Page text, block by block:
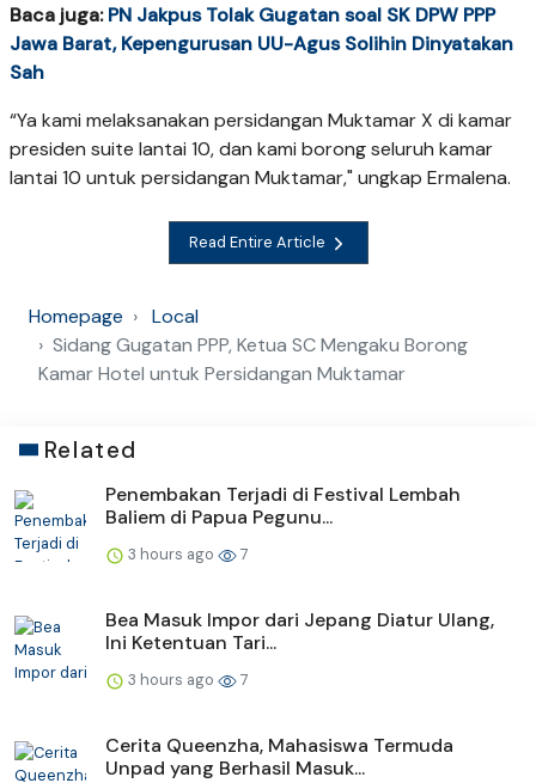
Baca juga:PN Jakpus Tolak Gugatan soal SK DPW PPP
Jawa Barat, Kepengurusan UU-Agus Solihin Dinyatakan
Sah
“Ya kami melaksanakan persidangan Muktamar X di kamar
presiden suite lantai 10, dan kami borong seluruh kamar
lantai 10 untuk persidangan Muktamar," ungkap Ermalena.
Read Entire Article
Homepage
Local
Sidang Gugatan PPP, Ketua SC Mengaku Borong
Kamar Hotel untuk Persidangan Muktamar
Related
Penembakan Terjadi di Festival Lembah
Baliem di Papua Pegunu...
3 hours ago 7
Bea Masuk Impor dari Jepang Diatur Ulang,
Ini Ketentuan Tari...
3 hours ago 7
Cerita Queenzha, Mahasiswa Termuda
Unpad yang Berhasil Masuk...